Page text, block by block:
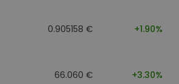
0.905158 € +1.90%
66.060 € +3.30%